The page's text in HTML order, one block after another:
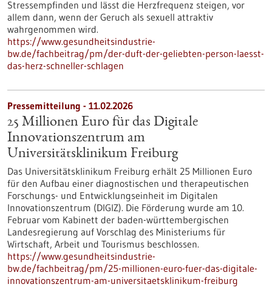
Stressempfinden und lässt die Herzfrequenz steigen, vor
allem dann, wenn der Geruch als sexuell attraktiv
wahrgenommen wird.
https://www.gesundheitsindustrie-
bw.de/fachbeitrag/pm/der-duft-der-geliebten-person-laesst-
das-herz-schneller-schlagen
Pressemitteilung - 11.02.2026
25 Millionen Euro für das Digitale
Innovationszentrum am
Universitätsklinikum Freiburg
Das Universitätsklinikum Freiburg erhält 25 Millionen Euro
für den Aufbau einer diagnostischen und therapeutischen
Forschungs- und Entwicklungseinheit im Digitalen
Innovationszentrum (DIGIZ). Die Förderung wurde am 10.
Februar vom Kabinett der baden-württembergischen
Landesregierung auf Vorschlag des Ministeriums für
Wirtschaft, Arbeit und Tourismus beschlossen.
https://www.gesundheitsindustrie-
bw.de/fachbeitrag/pm/25-millionen-euro-fuer-das-digitale-
innovationszentrum-am-universitaetsklinikum-freiburg